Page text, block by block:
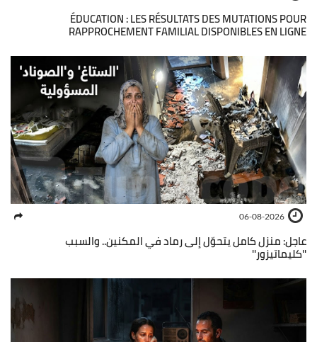
ÉDUCATION : LES RÉSULTATS DES MUTATIONS POUR
RAPPROCHEMENT FAMILIAL DISPONIBLES EN LIGNE
06-08-2026
عاجل: منزل كامل يتحوّل إلى رماد في المكنين.. والسبب
''كليماتيزور''